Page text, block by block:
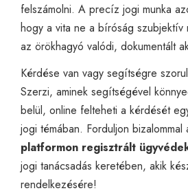
felszámolni. A precíz jogi munka
hogy a vita ne a bíróság szubjektív
az örökhagyó valódi, dokumentált
Kérdése van vagy segítségre
Szerzi, aminek segítségével
belül, online felteheti a kérdését
jogi témában. Forduljon bizalommal
platformon regisztrált
jogi tanácsadás keretében, akik
rendelkezésére!